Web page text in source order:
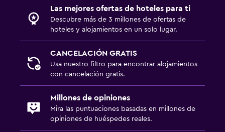
Las mejores ofertas de hoteles para ti
Descubre más de 3 millones de ofertas de
hoteles y alojamientos en un solo lugar.
CANCELACIÓN GRATIS
Usa nuestro filtro para encontrar alojamientos
con cancelación gratis.
Millones de opiniones
Mira las puntuaciones basadas en millones de
opiniones de huéspedes reales.